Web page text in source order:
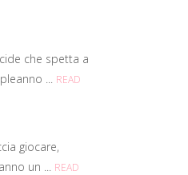
che spetta a
... READ
giocare,
un ... READ